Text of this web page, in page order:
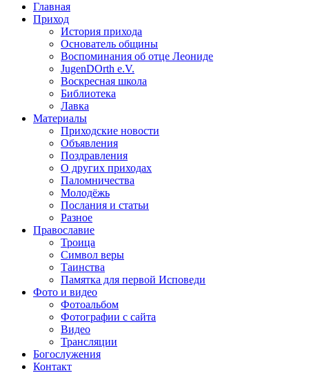
Главная
Приход
История прихода
Основатель общины
Воспоминания об отце Леониде
JugenDOrth e.V.
Воскресная школа
Библиотека
Лавка
Материалы
Приходские новости
Объявления
Поздравления
О других приходах
Паломничества
Молодёжь
Послания и статьи
Разное
Православие
Троица
Символ веры
Таинства
Памятка для первой Исповеди
Фото и видео
Фотоальбом
Фотографии с сайта
Видео
Трансляции
Богослужения
Контакт